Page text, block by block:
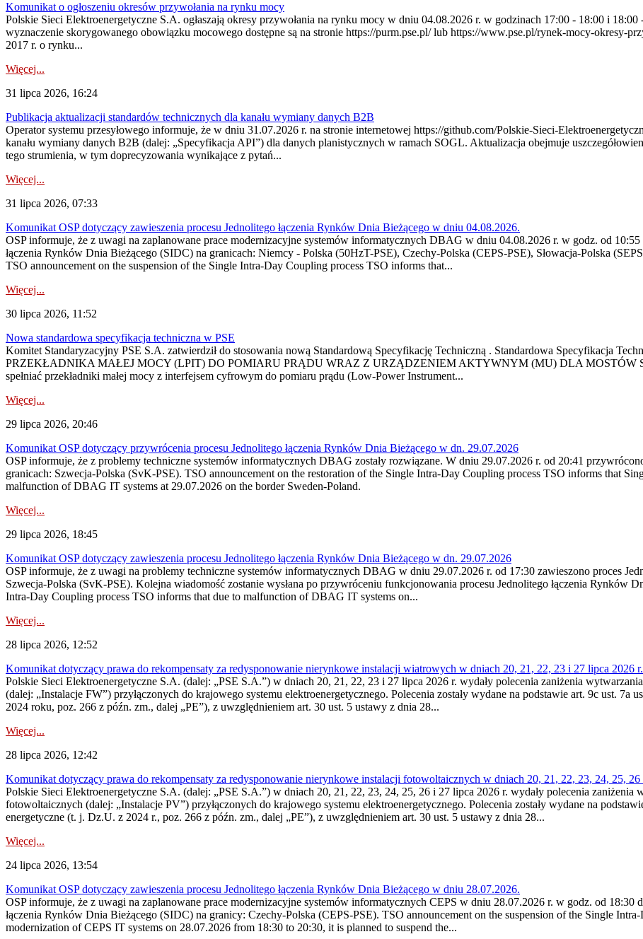
Komunikat o ogłoszeniu okresów przywołania na rynku mocy
Polskie Sieci Elektroenergetyczne S.A. ogłaszają okresy przywołania na rynku mocy w dniu 04.08.2026 r. w godzinach 17:00 - 18:00 i
wyznaczenie skorygowanego obowiązku mocowego dostępne są na stronie https://purm.pse.pl/ lub https://www.pse.pl/rynek-mocy-okresy-
2017 r. o rynku...
Więcej...
31 lipca 2026, 16:24
Publikacja aktualizacji standardów technicznych dla kanału wymiany danych B2B
Operator systemu przesyłowego informuje, że w dniu 31.07.2026 r. na stronie internetowej https://github.com/Polskie-Sieci-
kanału wymiany danych B2B (dalej: „Specyfikacja API”) dla danych planistycznych w ramach SOGL. Aktualizacja obejmuje
tego strumienia, w tym doprecyzowania wynikające z pytań...
Więcej...
31 lipca 2026, 07:33
Komunikat OSP dotyczący zawieszenia procesu Jednolitego łączenia Rynków Dnia Bieżącego w dniu 04.08.2026.
OSP informuje, że z uwagi na zaplanowane prace modernizacyjne systemów informatycznych DBAG w dniu 04.08.2026 r. w godz. od
łączenia Rynków Dnia Bieżącego (SIDC) na granicach: Niemcy - Polska (50HzT-PSE), Czechy-Polska (CEPS-PSE), Słowacja-Polska
TSO announcement on the suspension of the Single Intra-Day Coupling process TSO informs that...
Więcej...
30 lipca 2026, 11:52
Nowa standardowa specyfikacja techniczna w PSE
Komitet Standaryzacyjny PSE S.A. zatwierdził do stosowania nową Standardową Specyfikację Techniczną . Standardowa Specyfikacja
PRZEKŁADNIKA MAŁEJ MOCY (LPIT) DO POMIARU PRĄDU WRAZ Z URZĄDZENIEM AKTYWNYM (MU) DLA MOSTÓW
spełniać przekładniki małej mocy z interfejsem cyfrowym do pomiaru prądu (Low-Power Instrument...
Więcej...
29 lipca 2026, 20:46
Komunikat OSP dotyczący przywrócenia procesu Jednolitego łączenia Rynków Dnia Bieżącego w dn. 29.07.2026
OSP informuje, że z problemy techniczne systemów informatycznych DBAG zostały rozwiązane. W dniu 29.07.2026 r. od 20:41
granicach: Szwecja-Polska (SvK-PSE). TSO announcement on the restoration of the Single Intra-Day Coupling process TSO informs that
malfunction of DBAG IT systems at 29.07.2026 on the border Sweden-Poland.
Więcej...
29 lipca 2026, 18:45
Komunikat OSP dotyczący zawieszenia procesu Jednolitego łączenia Rynków Dnia Bieżącego w dn. 29.07.2026
OSP informuje, że z uwagi na problemy techniczne systemów informatycznych DBAG w dniu 29.07.2026 r. od 17:30 zawieszono proces
Szwecja-Polska (SvK-PSE). Kolejna wiadomość zostanie wysłana po przywróceniu funkcjonowania procesu Jednolitego łączenia Rynków
Intra-Day Coupling process TSO informs that due to malfunction of DBAG IT systems on...
Więcej...
28 lipca 2026, 12:52
Komunikat dotyczący prawa do rekompensaty za redysponowanie nierynkowe instalacji wiatrowych w dniach 20, 21, 22, 23 i 27 lipca 2026 r.
Polskie Sieci Elektroenergetyczne S.A. (dalej: „PSE S.A.”) w dniach 20, 21, 22, 23 i 27 lipca 2026 r. wydały polecenia zaniżenia
(dalej: „Instalacje FW”) przyłączonych do krajowego systemu elektroenergetycznego. Polecenia zostały wydane na podstawie art. 9c ust.
2024 roku, poz. 266 z późn. zm., dalej „PE”), z uwzględnieniem art. 30 ust. 5 ustawy z dnia 28...
Więcej...
28 lipca 2026, 12:42
Komunikat dotyczący prawa do rekompensaty za redysponowanie nierynkowe instalacji fotowoltaicznych w dniach 20, 21, 22, 23, 24, 25,
Polskie Sieci Elektroenergetyczne S.A. (dalej: „PSE S.A.”) w dniach 20, 21, 22, 23, 24, 25, 26 i 27 lipca 2026 r. wydały polecenia zaniżenia
fotowoltaicznych (dalej: „Instalacje PV”) przyłączonych do krajowego systemu elektroenergetycznego. Polecenia zostały wydane na
energetyczne (t. j. Dz.U. z 2024 r., poz. 266 z późn. zm., dalej „PE”), z uwzględnieniem art. 30 ust. 5 ustawy z dnia 28...
Więcej...
24 lipca 2026, 13:54
Komunikat OSP dotyczący zawieszenia procesu Jednolitego łączenia Rynków Dnia Bieżącego w dniu 28.07.2026.
OSP informuje, że z uwagi na zaplanowane prace modernizacyjne systemów informatycznych CEPS w dniu 28.07.2026 r. w godz. od 18:30
łączenia Rynków Dnia Bieżącego (SIDC) na granicy: Czechy-Polska (CEPS-PSE). TSO announcement on the suspension of the Single
modernization of CEPS IT systems on 28.07.2026 from 18:30 to 20:30, it is planned to suspend the...